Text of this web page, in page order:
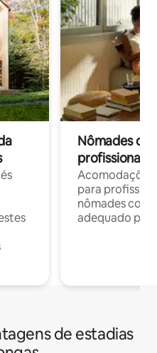
Nômades
profissionais
para
nômades com
adequado
de estadias